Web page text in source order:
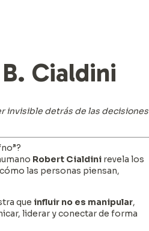
Cialdini
invisible detrás de las decisiones
Robert Cialdini revela los
las personas piensan,
que influir no es manipular,
liderar y conectar de forma